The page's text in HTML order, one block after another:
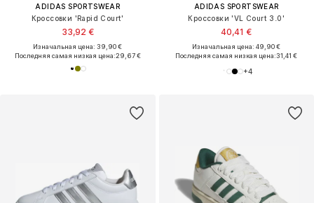
ADIDAS SPORTSWEAR
Кроссовки 'Rapid Court'
33,92 €
Изначальная цена: 39,90 €
Последняя самая низкая цена:29,67 €
ADIDAS SPORTSWEAR
Кроссовки 'VL Court 3.0'
40,41 €
Изначальная цена: 49,90 €
Последняя самая низкая цена:31,41 €
+4